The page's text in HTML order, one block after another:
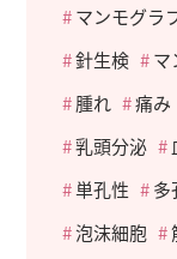
マンモグラ
針生検
マ
腫れ
痛み
乳頭分泌
単孔性
多
泡沫細胞